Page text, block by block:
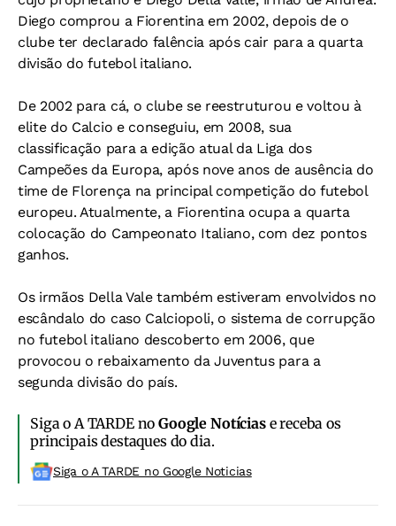
Diego comprou a Fiorentina em 2002, depois de o
clube ter declarado falência após cair para a quarta
divisão do futebol italiano.
De 2002 para cá, o clube se reestruturou e voltou à
elite do Calcio e conseguiu, em 2008, sua
classificação para a edição atual da Liga dos
Campeões da Europa, após nove anos de ausência do
time de Florença na principal competição do futebol
europeu. Atualmente, a Fiorentina ocupa a quarta
colocação do Campeonato Italiano, com dez pontos
ganhos.
Os irmãos Della Vale também estiveram envolvidos no
escândalo do caso Calciopoli, o sistema de corrupção
no futebol italiano descoberto em 2006, que
provocou o rebaixamento da Juventus para a
segunda divisão do país.
Siga o A TARDE noGoogle Notíciase receba os
principais destaques do dia.
Siga o A TARDE no Google Noticias